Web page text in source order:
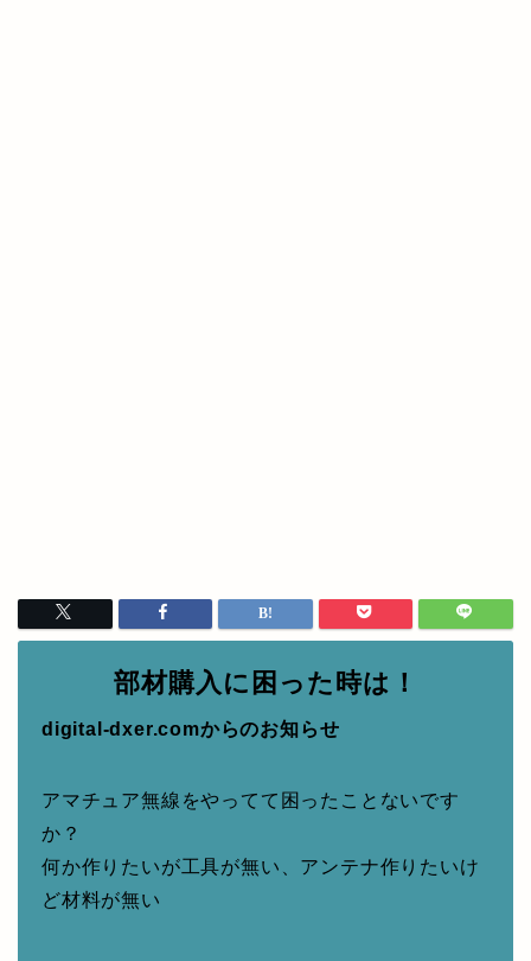
部材購入に困った時は！
digital-dxer.comからのお知らせ
アマチュア無線をやってて困ったことないです
か？
何か作りたいが工具が無い、アンテナ作りたいけ
ど材料が無い